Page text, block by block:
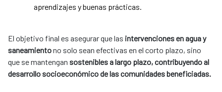
aprendizajes y buenas prácticas.
El objetivo final es asegurar que las intervenciones en agua y
saneamientono solo sean efectivas en el corto plazo, sino
que se mantengan sostenibles a largo plazo, contribuyendo al
desarrollo socioeconómico de las comunidades beneficiadas.